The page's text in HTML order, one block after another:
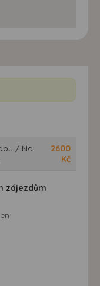
/ Na
2600
Kč
zájezdům